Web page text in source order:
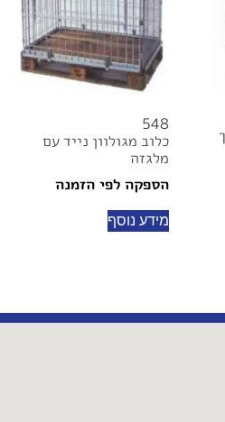
548
כלוב מגולוון נייד עם
מלגזה
הספקה לפי הזמנה
מידע נוסף